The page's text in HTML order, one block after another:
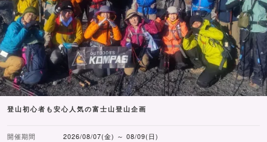
登山初心者も安心人気の富士山登山企画
開催期間 2026/08/07(金) ～ 08/09(日)